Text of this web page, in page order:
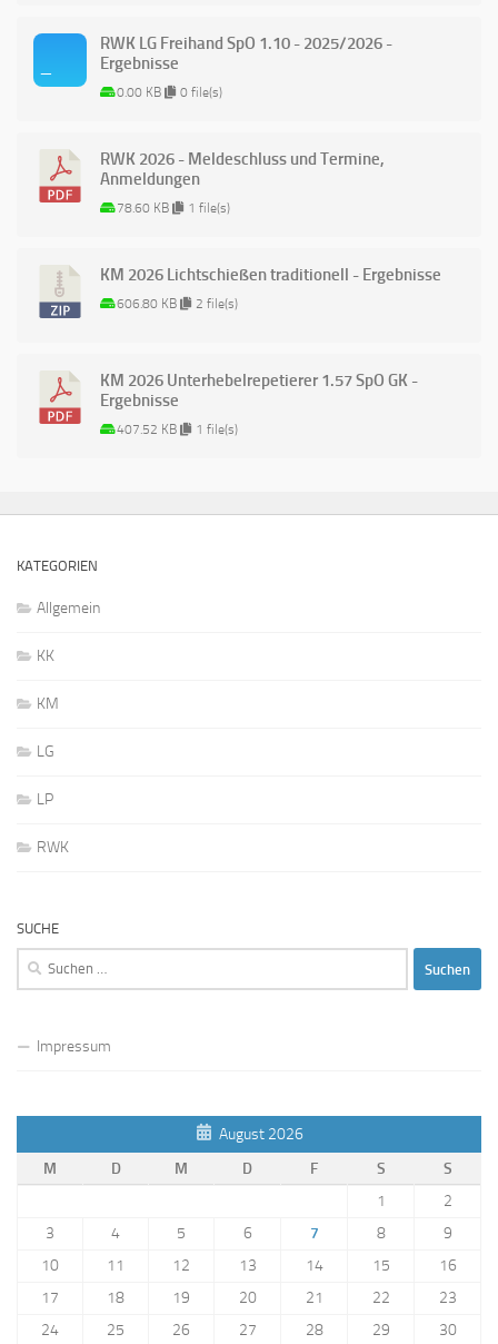
RWK LG Freihand SpO 1.10 - 2025/2026 -
Ergebnisse
0.00 KB 0 file(s)
RWK 2026 - Meldeschluss und Termine,
Anmeldungen
78.60 KB 1 file(s)
KM 2026 Lichtschießen traditionell - Ergebnisse
606.80 KB 2 file(s)
KM 2026 Unterhebelrepetierer 1.57 SpO GK -
Ergebnisse
407.52 KB 1 file(s)
KATEGORIEN
Allgemein
KK
KM
LG
LP
RWK
SUCHE
Suchen
Impressum
August 2026
M
D M D F S
S
1
2
3
4 5 6 7 8
9
10
11 12 13 14 15
16
17
18 19 20 21 22
23
24
25 26 27 28 29 30